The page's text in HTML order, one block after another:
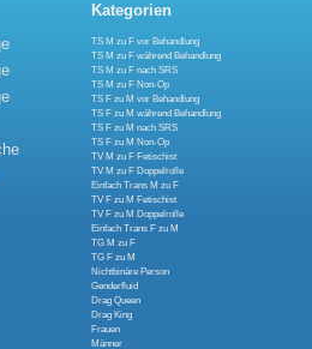
Kategorien
TS M zu F vor Behandlung
TS M zu F während Behandlung
TS M zu F nach SRS
TS M zu F Non-Op
TS F zu M vor Behandlung
TS F zu M während Behandlung
TS F zu M nach SRS
TS F zu M Non-Op
TV M zu F Fetischist
TV M zu F Doppelrolle
Einfach Trans M zu F
TV F zu M Fetischist
TV F zu M Doppelrolle
Einfach Trans F zu M
TG M zu F
TG F zu M
Nichtbinäre Person
Genderfluid
Drag Queen
Drag King
Frauen
Männer